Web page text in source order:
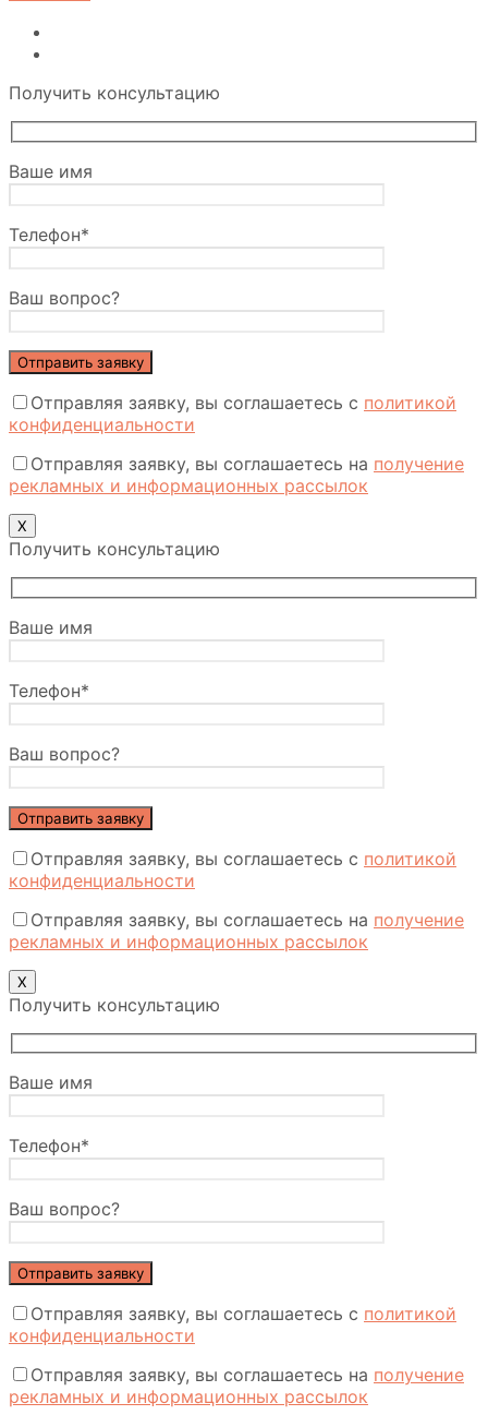
Получить консультацию
Ваше имя
Телефон*
Ваш вопрос?
Отправляя заявку, вы соглашаетесь с политикой
конфиденциальности
Отправляя заявку, вы соглашаетесь на получение
рекламных и информационных рассылок
Х
Получить консультацию
Ваше имя
Телефон*
Ваш вопрос?
Отправляя заявку, вы соглашаетесь с политикой
конфиденциальности
Отправляя заявку, вы соглашаетесь на получение
рекламных и информационных рассылок
Х
Получить консультацию
Ваше имя
Телефон*
Ваш вопрос?
Отправляя заявку, вы соглашаетесь с политикой
конфиденциальности
Отправляя заявку, вы соглашаетесь на получение
рекламных и информационных рассылок